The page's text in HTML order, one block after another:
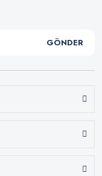
GÖNDER